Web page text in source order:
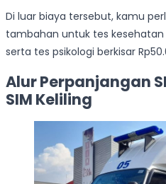
Di luar biaya tersebut, kamu
tambahan untuk tes kesehatan
serta tes psikologi berkisar
Alur Perpanjangan
SIM Keliling